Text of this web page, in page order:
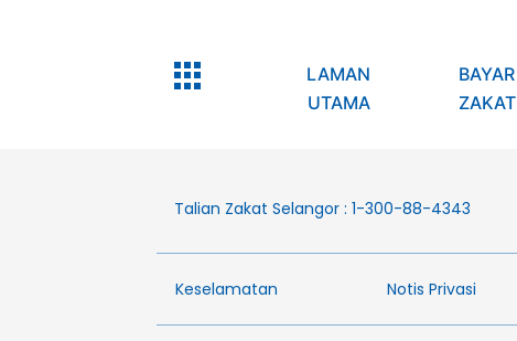
LAMAN
UTAMA
BAYAR
ZAKAT
Talian Zakat Selangor : 1-300-88-4343
Keselamatan Notis Privasi